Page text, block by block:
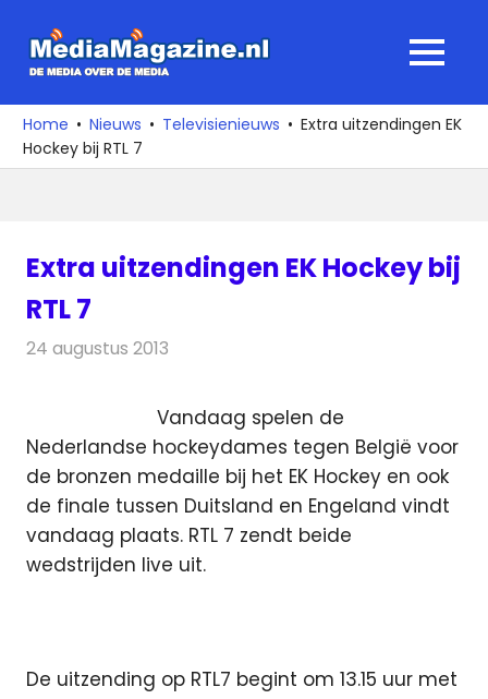
naar
media
over
de
MENU
Home Nieuws Televisienieuws
Extra uitzendingen EK
Hockey bij RTL 7
Extra uitzendingen EK Hockey bij
RTL 7
24 augustus 2013
Vandaag spelen de
Nederlandse hockeydames tegen België voor
de bronzen medaille bij het EK Hockey en ook
de finale tussen Duitsland en Engeland vindt
vandaag plaats. RTL 7 zendt beide
wedstrijden live uit.
De uitzending op RTL7 begint om 13.15 uur met